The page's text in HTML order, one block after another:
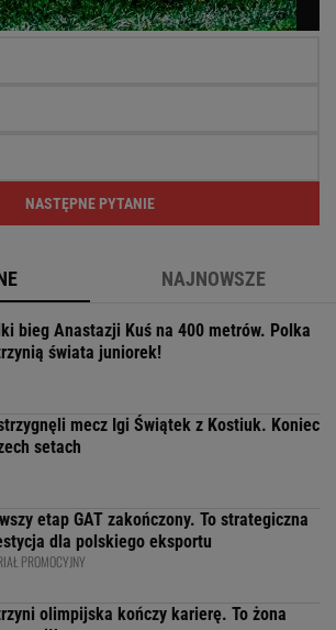
NASTĘPNE PYTANIE
NAJNOWSZE
bieg Anastazji Kuś na 400 metrów. Polka
świata juniorek!
mecz Igi Świątek z Kostiuk. Koniec
setach
etap GAT zakończony. To strategiczna
dla polskiego eksportu
PROMOCYJNY
olimpijska kończy karierę. To żona